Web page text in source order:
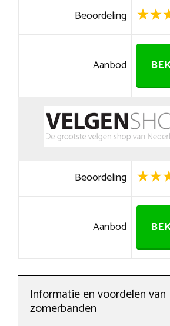
Beoordeling
Aanbod
Beoordeling
Aanbod
Informatie en voordelen van
zomerbanden